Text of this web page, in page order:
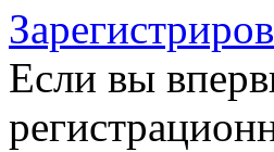
Если вы